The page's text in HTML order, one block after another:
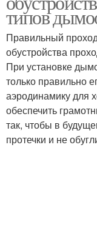
типов
Правильный
обустройства
При установке
только правильно
аэродинамику для
обеспечить
так, чтобы в
протечки и не